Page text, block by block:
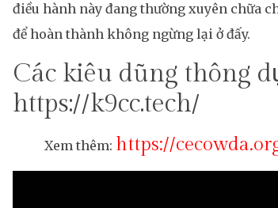
điều hành này đang thường xuyên chữa
để hoàn thành không ngừng lại ở đấy.
Các kiêu dũng thông
https://k9cc.tech/
Xem thêm: https://